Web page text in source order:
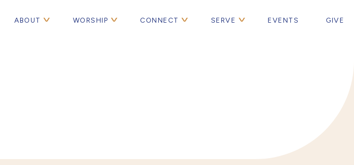
ABOUT WORSHIP CONNECT SERVE EVENTS GIVE